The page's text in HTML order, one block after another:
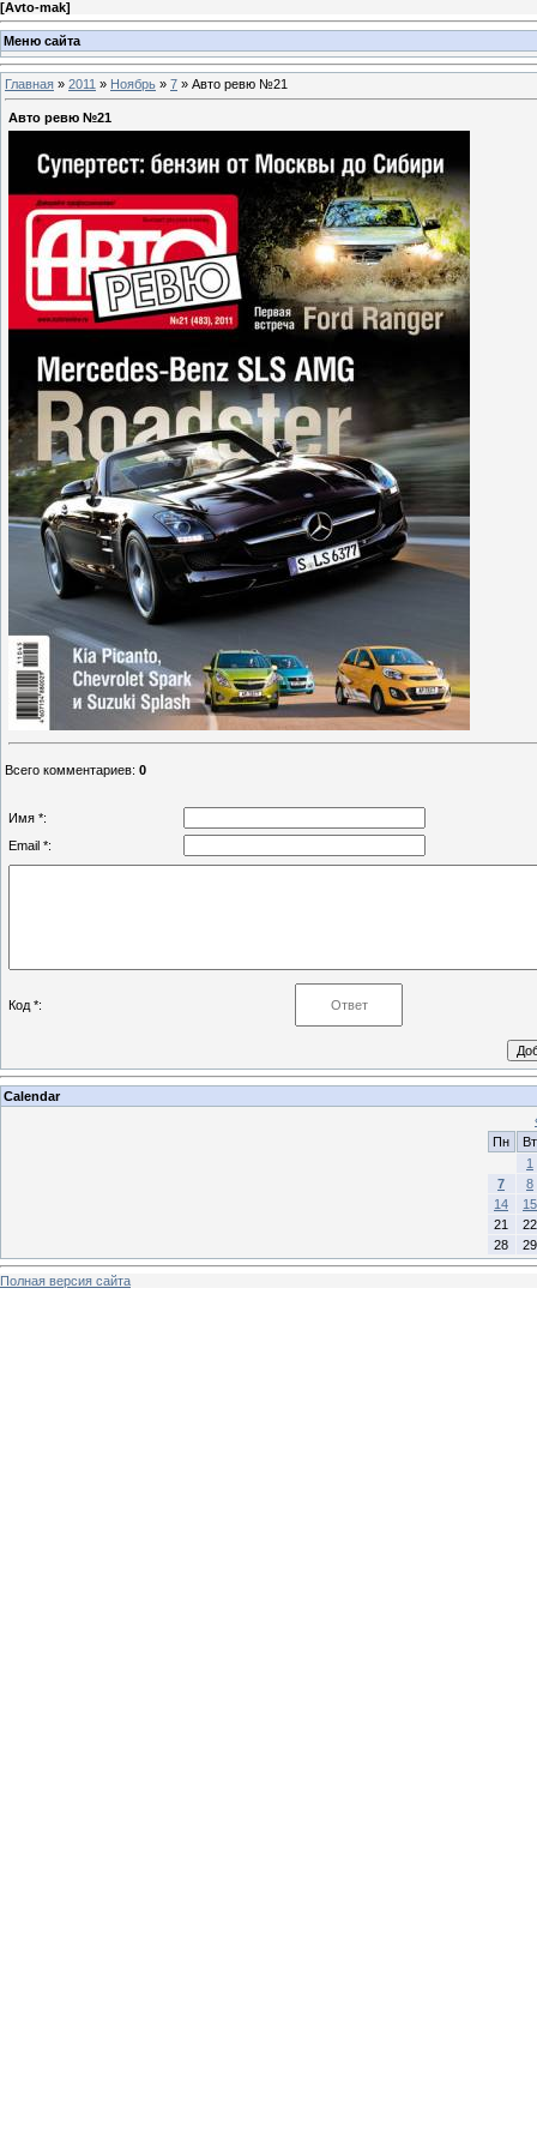
[Avto-mak]
Меню сайта
Главная » 2011 » Ноябрь » 7 » Авто ревю №21
Авто ревю №21
Всего комментариев: 0
Имя *:
Email *:
Код *:
Calendar
Пн
Вт
1
7
8
14
15
21
22
28
29
Полная версия сайта